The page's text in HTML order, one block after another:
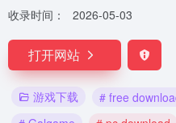
收录时间：
2026-05-03
打开网站
游戏下载 # free